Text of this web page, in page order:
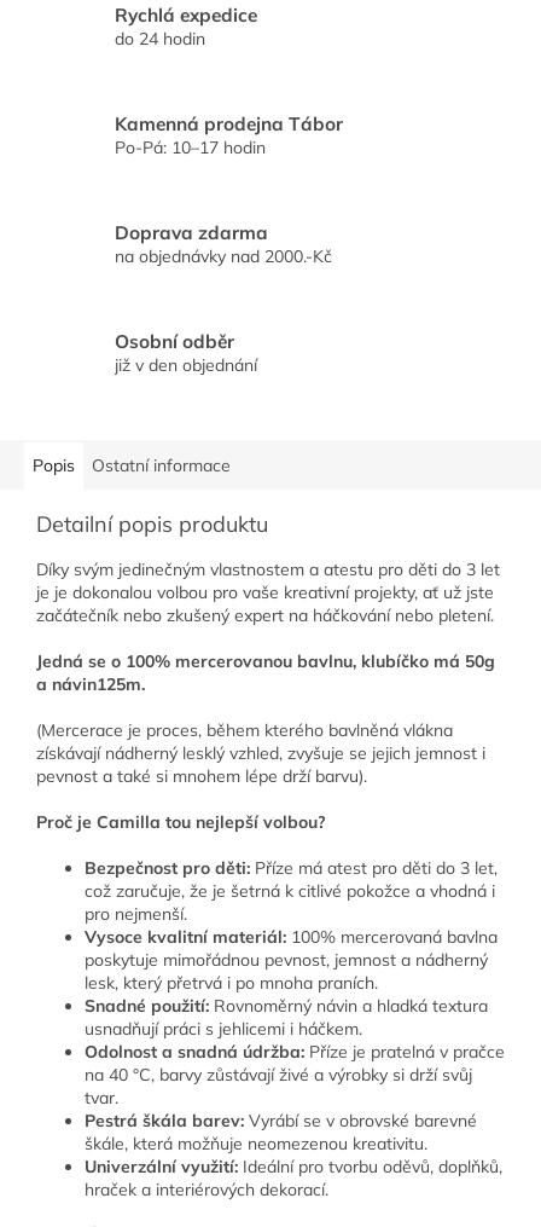
Rychlá expedice
do 24 hodin
Kamenná prodejna Tábor
Po-Pá: 10–17 hodin
Doprava zdarma
na objednávky nad 2000.-Kč
Osobní odběr
již v den objednání
Popis Ostatní informace
Detailní popis produktu
Díky svým jedinečným vlastnostem a atestu pro děti do 3 let
je je dokonalou volbou pro vaše kreativní projekty, ať už jste
začátečník nebo zkušený expert na háčkování nebo pletení.
Jedná se o 100% mercerovanou bavlnu, klubíčko má 50g
a návin125m.
(Mercerace je proces, během kterého bavlněná vlákna
získávají nádherný lesklý vzhled, zvyšuje se jejich jemnost i
pevnost a také si mnohem lépe drží barvu).
Proč je Camilla tou nejlepší volbou?
Bezpečnost pro děti: Příze má atest pro děti do 3 let,
což zaručuje, že je šetrná k citlivé pokožce a vhodná i
pro nejmenší.
Vysoce kvalitní materiál: 100% mercerovaná bavlna
poskytuje mimořádnou pevnost, jemnost a nádherný
lesk, který přetrvá i po mnoha praních.
Snadné použití: Rovnoměrný návin a hladká textura
usnadňují práci s jehlicemi i háčkem.
Odolnost a snadná údržba: Příze je pratelná v pračce
na 40 °C, barvy zůstávají živé a výrobky si drží svůj
tvar.
Pestrá škála barev: Vyrábí se v obrovské barevné
škále, která možňuje neomezenou kreativitu.
Univerzální využití: Ideální pro tvorbu oděvů, doplňků,
hraček a interiérových dekorací.